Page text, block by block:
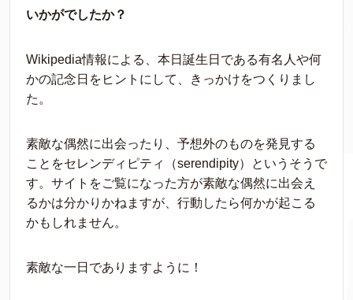
いかがでしたか？
Wikipedia情報による、本日誕生日である有名人や何
かの記念日をヒントにして、きっかけをつくりまし
た。
素敵な偶然に出会ったり、予想外のものを発見する
ことをセレンディピティ（serendipity）というそうで
す。サイトをご覧になった方が素敵な偶然に出会え
るかは分かりかねますが、行動したら何かが起こる
かもしれません。
素敵な一日でありますように！